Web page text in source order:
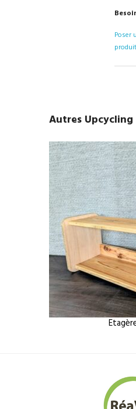
Poser
produit
Autres Upcycling